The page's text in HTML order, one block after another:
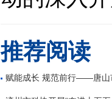
推荐阅读
赋能成长 规范前行——唐山市公路学会举办公路工